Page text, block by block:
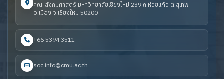
คณะสังคมศาสตร์ มหาวิทยาลัยเชียงใหม่ 239 ถ.ห้วยแก้ว ต.สุเทพ
อ.เมือง จ.เชียงใหม่ 50200
+66 5394 3511
soc.info@cmu.ac.th